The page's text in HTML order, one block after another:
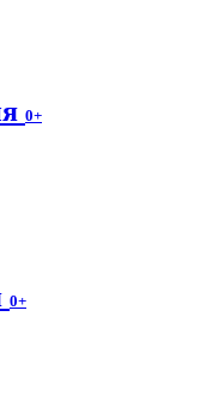
0+
0+